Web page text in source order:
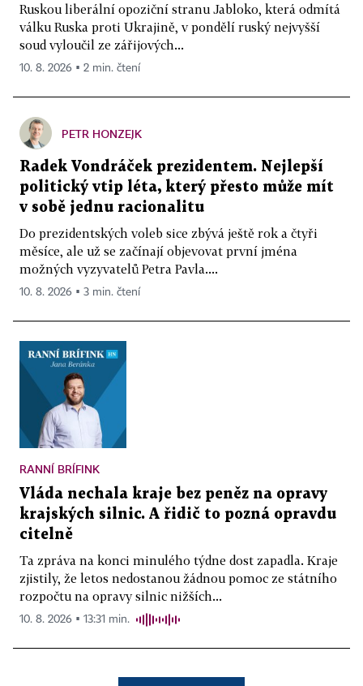
Ruskou liberální opoziční stranu Jabloko, která odmítá
válku Ruska proti Ukrajině, v pondělí ruský nejvyšší
soud vyloučil ze zářijových...
10. 8. 2026 ▪ 2 min. čtení
PETR HONZEJK
Radek Vondráček prezidentem. Nejlepší
politický vtip léta, který přesto může mít
v sobě jednu racionalitu
Do prezidentských voleb sice zbývá ještě rok a čtyři
měsíce, ale už se začínají objevovat první jména
možných vyzyvatelů Petra Pavla....
10. 8. 2026 ▪ 3 min. čtení
RANNÍ BRÍFINK
Vláda nechala kraje bez peněz na opravy
krajských silnic. A řidič to pozná opravdu
citelně
Ta zpráva na konci minulého týdne dost zapadla. Kraje
zjistily, že letos nedostanou žádnou pomoc ze státního
rozpočtu na opravy silnic nižších...
10. 8. 2026 ▪ 13:31 min.